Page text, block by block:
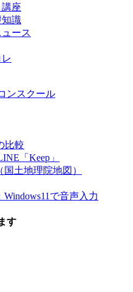
座
識
ース
ンスクール
比較
「Keep」
土地理院地図）
で音声入力
す